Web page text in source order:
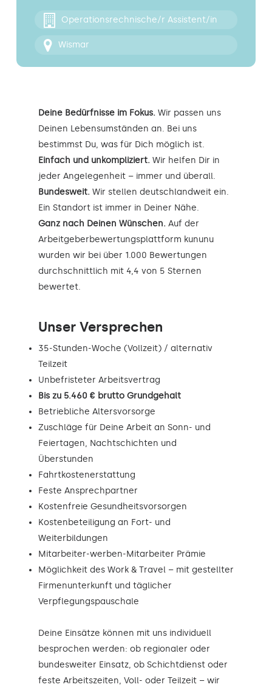
Kontakt
Operationsrechnische/r Assistent/in
Wismar
Deine Bedürfnisse im Fokus. Wir passen uns
Deinen Lebensumständen an. Bei uns
bestimmst Du, was für Dich möglich ist.
Einfach und unkompliziert. Wir helfen Dir in
jeder Angelegenheit – immer und überall.
Bundesweit. Wir stellen deutschlandweit ein.
Ein Standort ist immer in Deiner Nähe.
Ganz nach Deinen Wünschen. Auf der
Arbeitgeberbewertungsplattform kununu
wurden wir bei über 1.000 Bewertungen
durchschnittlich mit 4,4 von 5 Sternen
bewertet.
Unser Versprechen
35-Stunden-Woche (Vollzeit) / alternativ
Teilzeit
Unbefristeter Arbeitsvertrag
Bis zu 5.460 € brutto Grundgehalt
Betriebliche Altersvorsorge
Zuschläge für Deine Arbeit an Sonn- und
Feiertagen, Nachtschichten und
Überstunden
Fahrtkostenerstattung
Feste Ansprechpartner
Kostenfreie Gesundheitsvorsorgen
Kostenbeteiligung an Fort- und
Weiterbildungen
Mitarbeiter-werben-Mitarbeiter Prämie
Möglichkeit des Work & Travel – mit gestellter
Firmenunterkunft und täglicher
Verpflegungspauschale
Deine Einsätze können mit uns individuell
besprochen werden: ob regionaler oder
bundesweiter Einsatz, ob Schichtdienst oder
feste Arbeitszeiten, Voll- oder Teilzeit – wir